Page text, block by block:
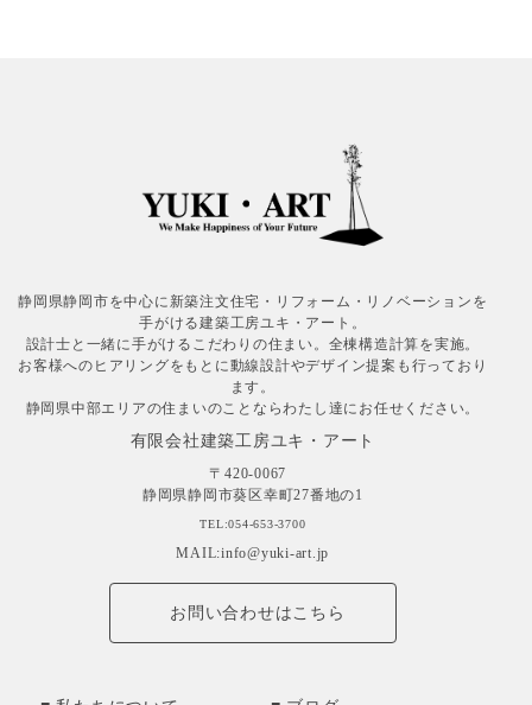
静岡県静岡市を中心に新築注文住宅・リフォーム・リノベーションを
手がける建築工房ユキ・アート。
設計士と一緒に手がけるこだわりの住まい。全棟構造計算を実施。
お客様へのヒアリングをもとに動線設計やデザイン提案も行っており
ます。
静岡県中部エリアの住まいのことならわたし達にお任せください。
有限会社建築工房ユキ・アート
〒420-0067
静岡県静岡市葵区幸町27番地の1
TEL:054-653-3700
MAIL:info@yuki-art.jp
お問い合わせはこちら